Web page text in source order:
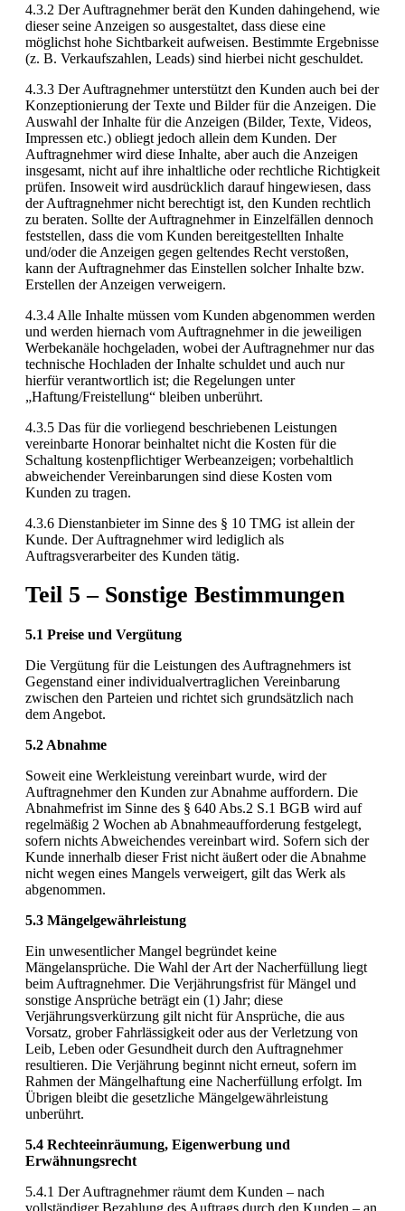
4.3.2 Der Auftragnehmer berät den Kunden dahingehend, wie
dieser seine Anzeigen so ausgestaltet, dass diese eine
möglichst hohe Sichtbarkeit aufweisen. Bestimmte Ergebnisse
(z. B. Verkaufszahlen, Leads) sind hierbei nicht geschuldet.
4.3.3 Der Auftragnehmer unterstützt den Kunden auch bei der
Konzeptionierung der Texte und Bilder für die Anzeigen. Die
Auswahl der Inhalte für die Anzeigen (Bilder, Texte, Videos,
Impressen etc.) obliegt jedoch allein dem Kunden. Der
Auftragnehmer wird diese Inhalte, aber auch die Anzeigen
insgesamt, nicht auf ihre inhaltliche oder rechtliche Richtigkeit
prüfen. Insoweit wird ausdrücklich darauf hingewiesen, dass
der Auftragnehmer nicht berechtigt ist, den Kunden rechtlich
zu beraten. Sollte der Auftragnehmer in Einzelfällen dennoch
feststellen, dass die vom Kunden bereitgestellten Inhalte
und/oder die Anzeigen gegen geltendes Recht verstoßen,
kann der Auftragnehmer das Einstellen solcher Inhalte bzw.
Erstellen der Anzeigen verweigern.
4.3.4 Alle Inhalte müssen vom Kunden abgenommen werden
und werden hiernach vom Auftragnehmer in die jeweiligen
Werbekanäle hochgeladen, wobei der Auftragnehmer nur das
technische Hochladen der Inhalte schuldet und auch nur
hierfür verantwortlich ist; die Regelungen unter
„Haftung/Freistellung“ bleiben unberührt.
4.3.5 Das für die vorliegend beschriebenen Leistungen
vereinbarte Honorar beinhaltet nicht die Kosten für die
Schaltung kostenpflichtiger Werbeanzeigen; vorbehaltlich
abweichender Vereinbarungen sind diese Kosten vom
Kunden zu tragen.
4.3.6 Dienstanbieter im Sinne des § 10 TMG ist allein der
Kunde. Der Auftragnehmer wird lediglich als
Auftragsverarbeiter des Kunden tätig.
Teil 5 – Sonstige Bestimmungen
5.1 Preise und Vergütung
Die Vergütung für die Leistungen des Auftragnehmers ist
Gegenstand einer individualvertraglichen Vereinbarung
zwischen den Parteien und richtet sich grundsätzlich nach
dem Angebot.
5.2 Abnahme
Soweit eine Werkleistung vereinbart wurde, wird der
Auftragnehmer den Kunden zur Abnahme auffordern. Die
Abnahmefrist im Sinne des § 640 Abs.2 S.1 BGB wird auf
regelmäßig 2 Wochen ab Abnahmeaufforderung festgelegt,
sofern nichts Abweichendes vereinbart wird. Sofern sich der
Kunde innerhalb dieser Frist nicht äußert oder die Abnahme
nicht wegen eines Mangels verweigert, gilt das Werk als
abgenommen.
5.3 Mängelgewährleistung
Ein unwesentlicher Mangel begründet keine
Mängelansprüche. Die Wahl der Art der Nacherfüllung liegt
beim Auftragnehmer. Die Verjährungsfrist für Mängel und
sonstige Ansprüche beträgt ein (1) Jahr; diese
Verjährungsverkürzung gilt nicht für Ansprüche, die aus
Vorsatz, grober Fahrlässigkeit oder aus der Verletzung von
Leib, Leben oder Gesundheit durch den Auftragnehmer
resultieren. Die Verjährung beginnt nicht erneut, sofern im
Rahmen der Mängelhaftung eine Nacherfüllung erfolgt. Im
Übrigen bleibt die gesetzliche Mängelgewährleistung
unberührt.
5.4 Rechteeinräumung, Eigenwerbung und
Erwähnungsrecht
5.4.1 Der Auftragnehmer räumt dem Kunden – nach
vollständiger Bezahlung des Auftrags durch den Kunden – an